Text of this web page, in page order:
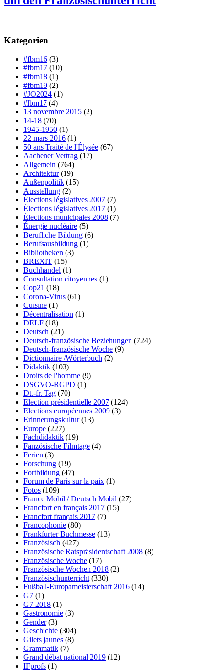
Kategorien
#fbm16 (3)
#fbm17 (10)
#fbm18 (1)
#fbm19 (2)
#JO2024 (1)
#lbm17 (4)
13 novembre 2015 (2)
14-18 (70)
1945-1950 (1)
22 mars 2016 (1)
50 ans Traité de l'Élysée (67)
Aachener Vertrag (17)
Allgemein (764)
Architektur(19)
Außenpolitik (15)
Ausstellung (2)
Élections législatives 2007 (7)
Élections législatives 2017 (1)
Élections municipales 2008 (7)
Énergie nucléaire (5)
Berufliche Bildung (6)
Berufsausbildung (1)
Bibliotheken (3)
BREXIT (15)
Buchhandel (1)
Consultation citoyennes (1)
Cop21 (18)
Corona-Virus (61)
Cuisine (1)
Décentralisation (1)
DELF (18)
Deutsch (21)
Deutsch-französische Beziehungen (724)
Deutsch-französische Woche (9)
Dictionnaire /Wörterbuch (2)
Didaktik (103)
Droits de l'homme (9)
DSGVO-RGPD (1)
Dt.-fr. Tag (70)
Election présidentielle 2007 (124)
Elections européennes 2009 (3)
Erinnerungskultur(13)
Europe (227)
Fachdidaktik (19)
Fanzösische Filmtage (4)
Ferien (3)
Forschung (19)
Fortbildung (47)
Forum de Paris sur la paix (1)
Fotos (109)
France Mobil / Deutsch Mobil (27)
Francfort en français 2017 (15)
Francfort français 2017 (7)
Francophonie (80)
Frankfurter Buchmesse (13)
Französisch (427)
Französische Ratspräsidentschaft 2008 (8)
Französische Woche (17)
Französische Wochen 2018 (2)
Französischunterricht(330)
Fußball-Europameisterschaft 2016 (14)
G7 (1)
G7 2018 (1)
Gastronomie (3)
Gender(3)
Geschichte (304)
Gilets jaunes (8)
Grammatik (7)
Grand débat national 2019 (12)
IFprofs (1)